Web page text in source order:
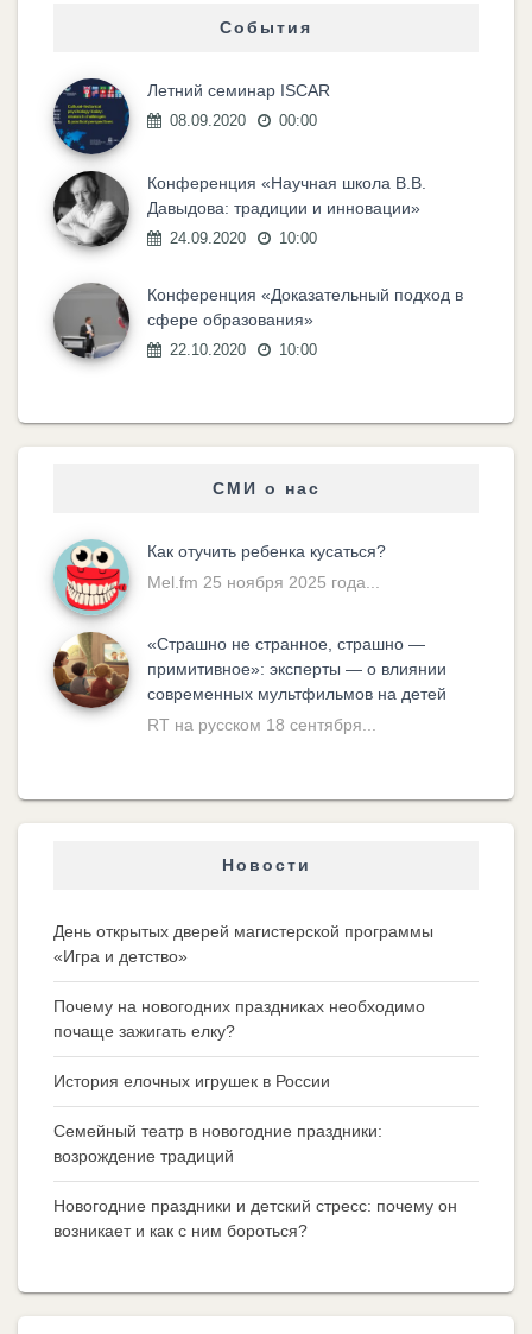
События
Летний семинар ISCAR
08.09.2020 00:00
Конференция «Научная школа В.В.
Давыдова: традиции и инновации»
24.09.2020 10:00
Конференция «Доказательный подход в
сфере образования»
22.10.2020 10:00
СМИ о нас
Как отучить ребенка кусаться?
Mel.fm 25 ноября 2025 года...
«Cтрашно не странное, страшно —
примитивное»: эксперты — о влиянии
современных мультфильмов на детей
RT на русском 18 сентября...
Новости
День открытых дверей магистерской программы
«Игра и детство»
Почему на новогодних праздниках необходимо
почаще зажигать елку?
История елочных игрушек в России
Семейный театр в новогодние праздники:
возрождение традиций
Новогодние праздники и детский стресс: почему он
возникает и как с ним бороться?